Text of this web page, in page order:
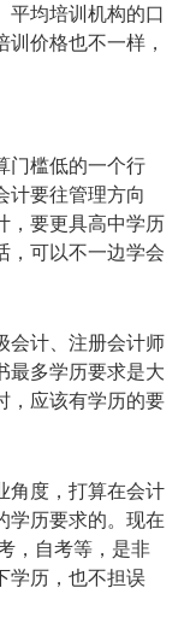
平均培训机构的口
价格也不一样，
门槛低的一个行
计要往管理方向
，要更具高中学历
，可以不一边学会
会计、注册会计师
最多学历要求是大
，应该有学历的要
角度，打算在会计
学历要求的。现在
，自考等，是非
学历，也不担误